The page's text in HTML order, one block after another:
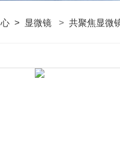
> 显微镜 > 共聚焦显微